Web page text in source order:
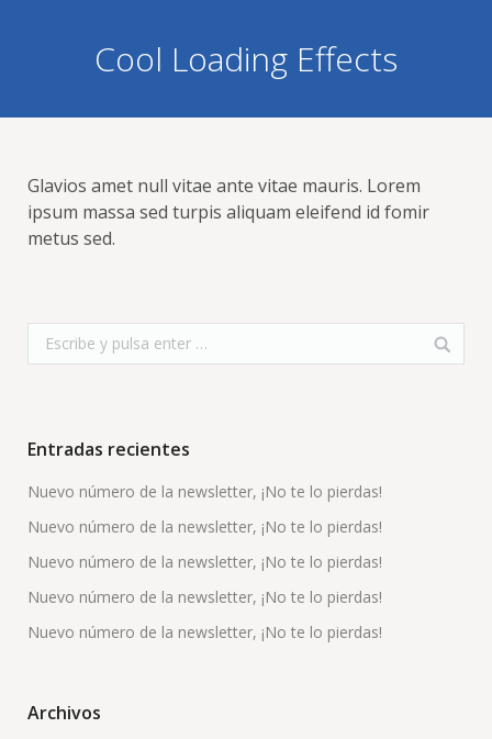
Cool Loading Effects
Glavios amet null vitae ante vitae mauris. Lorem
ipsum massa sed turpis aliquam eleifend id fomir
metus sed.
Entradas recientes
Nuevo número de la newsletter, ¡No te lo pierdas!
Nuevo número de la newsletter, ¡No te lo pierdas!
Nuevo número de la newsletter, ¡No te lo pierdas!
Nuevo número de la newsletter, ¡No te lo pierdas!
Nuevo número de la newsletter, ¡No te lo pierdas!
Archivos